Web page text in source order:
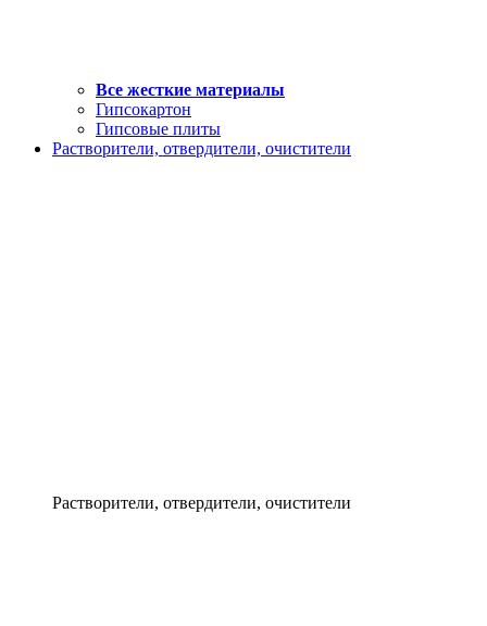
Все жесткие материалы
Гипсокартон
Гипсовые плиты
Растворители, отвердители, очистители
Растворители, отвердители, очистители